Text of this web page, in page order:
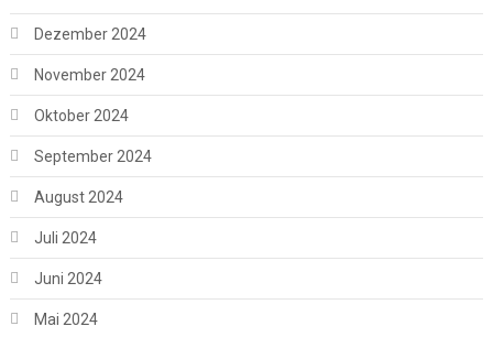
Dezember 2024
November 2024
Oktober 2024
September 2024
August 2024
Juli 2024
Juni 2024
Mai 2024